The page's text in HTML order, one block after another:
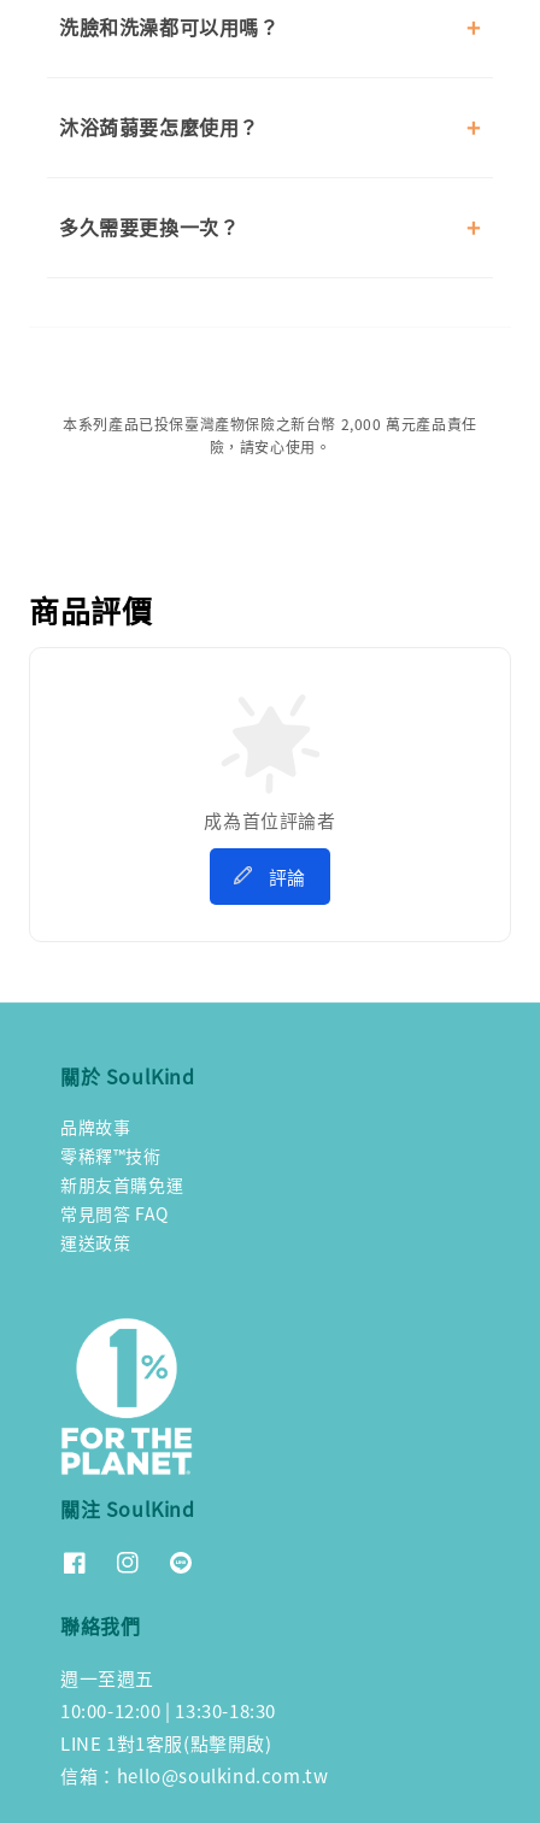
洗臉和洗澡都可以用嗎？
沐浴蒟蒻要怎麼使用？
多久需要更換一次？
本系列產品已投保臺灣產物保險之新台幣 2,000 萬元產品責任
險，請安心使用。
商品評價
成為首位評論者
評論
關於 SoulKind
品牌故事
零稀釋™技術
新朋友首購免運
常見問答 FAQ
運送政策
關注 SoulKind
聯絡我們
週一至週五
10:00-12:00 | 13:30-18:30
LINE 1對1客服(點擊開啟)
信箱：hello@soulkind.com.tw